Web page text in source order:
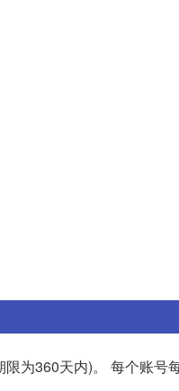
为360天内)。 每个账号